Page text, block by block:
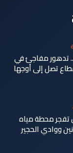
تدهور مفاجئ في
تصل إلى أوجها
تفجر محطة مياه
ووادي الحجير